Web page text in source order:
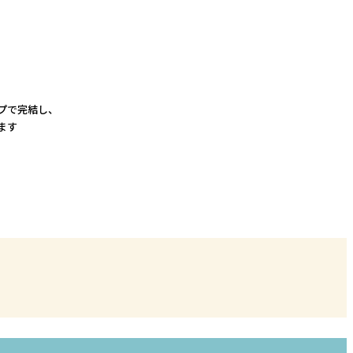
完結し、
す